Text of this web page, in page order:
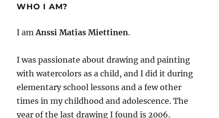
WHO I AM?
I amAnssi Matias Miettinen.
I was passionate about drawing and painting
with watercolors as a child, and I did it during
elementary school lessons and a few other
times in my childhood and adolescence. The
year of the last drawing I found is 2006.